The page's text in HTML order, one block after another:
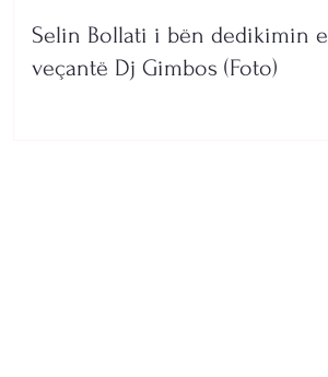
Selin Bollati i bën dedikimin e
veçantë Dj Gimbos (Foto)